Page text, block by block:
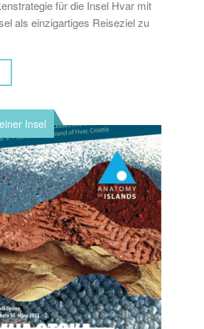
für die Insel Hvar mit
als einzigartiges Reiseziel zu
Insel